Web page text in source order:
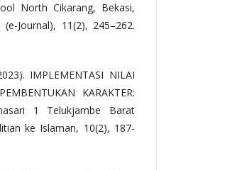
North Cikarang, Bekasi,
Journal), 11(2), 245–262.
IMPLEMENTASI NILAI
KARAKTER:
1 Telukjambe Barat
ke Islaman, 10(2), 187-